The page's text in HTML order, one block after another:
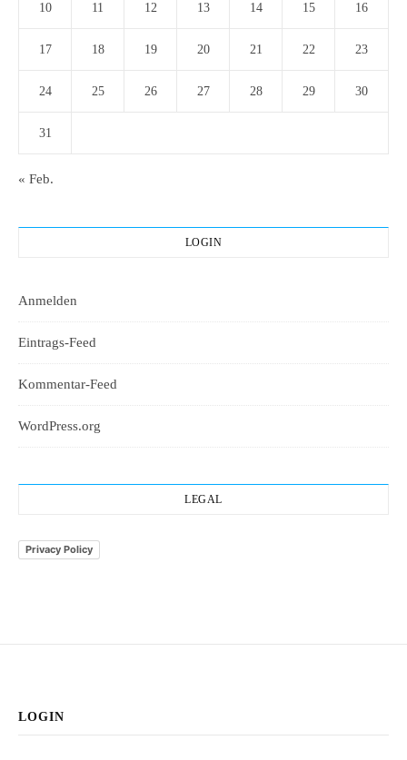
10 11 12 13 14 15 16
17 18 19 20 21 22 23
24 25 26 27 28 29 30
31
« Feb.
LOGIN
Anmelden
Eintrags-Feed
Kommentar-Feed
WordPress.org
LEGAL
Privacy Policy
LOGIN